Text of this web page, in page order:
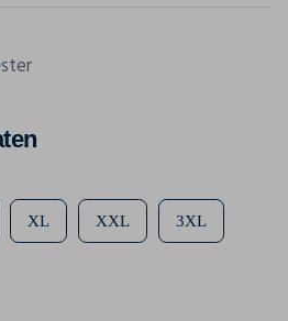
XL XXL 3XL